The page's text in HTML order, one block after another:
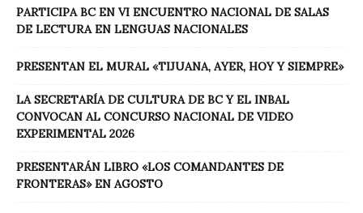
PARTICIPA BC EN VI ENCUENTRO NACIONAL DE SALAS
DE LECTURA EN LENGUAS NACIONALES
PRESENTAN EL MURAL «TIJUANA, AYER, HOY Y SIEMPRE»
LA SECRETARÍA DE CULTURA DE BC Y EL INBAL
CONVOCAN AL CONCURSO NACIONAL DE VIDEO
EXPERIMENTAL 2026
PRESENTARÁN LIBRO «LOS COMANDANTES DE
FRONTERAS» EN AGOSTO